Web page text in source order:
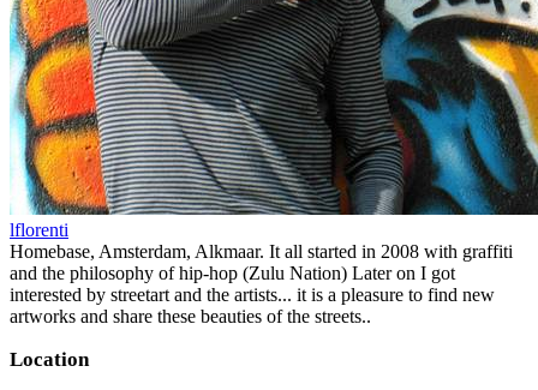
lflorenti
Homebase, Amsterdam, Alkmaar. It all started in 2008 with graffiti
and the philosophy of hip-hop (Zulu Nation) Later on I got
interested by streetart and the artists... it is a pleasure to find new
artworks and share these beauties of the streets..
Location